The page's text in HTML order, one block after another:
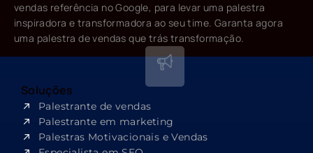
vendas referência no Google, para levar uma palestra
inspiradora e transformadora ao seu time. Garanta agora
uma palestra de vendas que trás transformação.
Soluções
Palestrante de vendas
Palestrante em marketing
Palestras Motivacionais e Vendas